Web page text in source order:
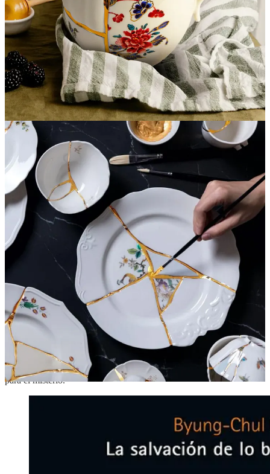
En un mundo donde la IA puede generar imágenes perfectas en
segundos, las grietas de nuestra humanidad se han convertido en
nuestro oro.
El error en el video, el ruido en la grabación, la imperfección en la
foto... son las líneas doradas que prueban que esto lo hizo un
humano. Que esto es real.
El kintsugi nos enseña algo radical: que la rotura no es el final de la
belleza, sino su comienzo más profundo.
Wabi-Sabi: La Filosofía de lo Imperfecto
Pero el kintsugi no surgió de la nada. Es la expresión artística de
algo más profundo: el wabi-sabi, una cosmovisión estética que
celebra la imperfección, la impermanencia y lo incompleto.
Wabi habla de la belleza austera, la simplicidad que susurra en lugar
de gritar. Sabi se refiere a la belleza que aparece con el paso del
tiempo, la pátina de la edad, las marcas que deja la vida.
Piénsalo: un cuenco de cerámica completamente liso, perfecto,
simétrico, puede ser técnicamente impecable. Pero un cuenco con
una superficie irregular, con el barniz ligeramente desigual, con la
marca del pulgar del artesano visible en el barro... ese cuenco
alma. Tiene historia. Tiene alguien
detrás.
El filósofo coreano-alemán Byung-Chul Han, en su magistral
ensayo “La salvación de lo bello”, describe nuestra época como
dominada por “la estética de lo pulido, lo liso y lo impecable”. Es la
estética de los smartphones, dice, de las superficies brillantes que no
ofrecen resistencia, que no tienen asperezas, que no dejan espacio
para el misterio.